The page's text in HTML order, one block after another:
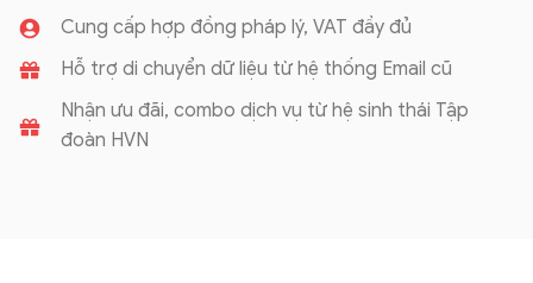
Cung cấp hợp đồng pháp lý, VAT đầy đủ
Hỗ trợ di chuyển dữ liệu từ hệ thống Email cũ
Nhận ưu đãi, combo dịch vụ từ hệ sinh thái Tập
đoàn HVN